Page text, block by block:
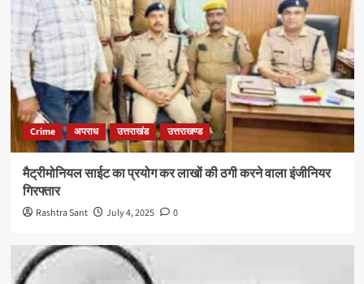
Crime अपराध उत्तराखंड उत्तराखण्ड
मैट्रीमोनियल साईट का प्रयोग कर लाखों की ठगी करने वाला इंजीनियर
गिरफ्तार
Rashtra Sant July 4, 2025 0